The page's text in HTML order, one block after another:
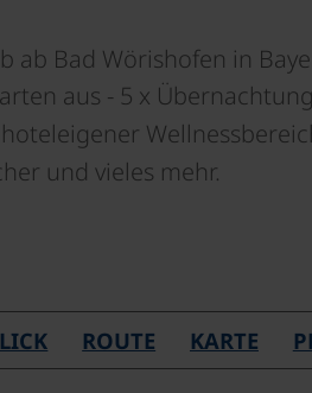
ab Bad Wörishofen in
aus - 5 x
und vieles mehr.
ROUTE KARTE